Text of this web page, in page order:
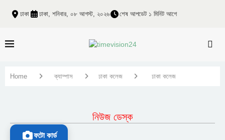
ঢাকা ঢাকা, শনিবার, ০৮ আগস্ট, ২০২৬ শেষ আপডেট ১ মিনিট আগে
Home ক্যাম্পাস ঢাকা কলেজ ঢাকা কলেজ
নিউজ ডেস্ক
ফটো কার্ড